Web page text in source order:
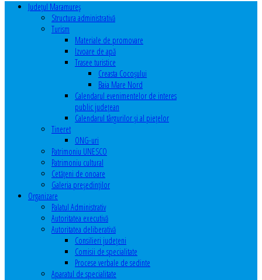
Judeţul Maramureş
Structura administrativă
Turism
Materiale de promovare
Izvoare de apă
Trasee turistice
Creasta Cocoșului
Baia Mare Nord
Calendarul evenimentelor de interes
public judeţean
Calendarul târgurilor şi al pieţelor
Tineret
ONG-uri
Patrimoniu UNESCO
Patrimoniu cultural
Cetăţeni de onoare
Galeria președinților
Organizare
Palatul Administrativ
Autoritatea executivă
Autoritatea deliberativă
Consilieri judeţeni
Comisii de specialitate
Procese verbale de sedinte
Aparatul de specialitate